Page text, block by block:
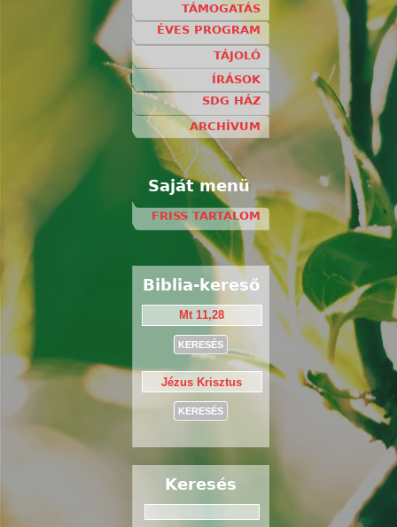
TÁMOGATÁS
ÉVES PROGRAM
TÁJOLÓ
ÍRÁSOK
SDG HÁZ
ARCHÍVUM
Saját menü
FRISS TARTALOM
Biblia-kereső
Keresés